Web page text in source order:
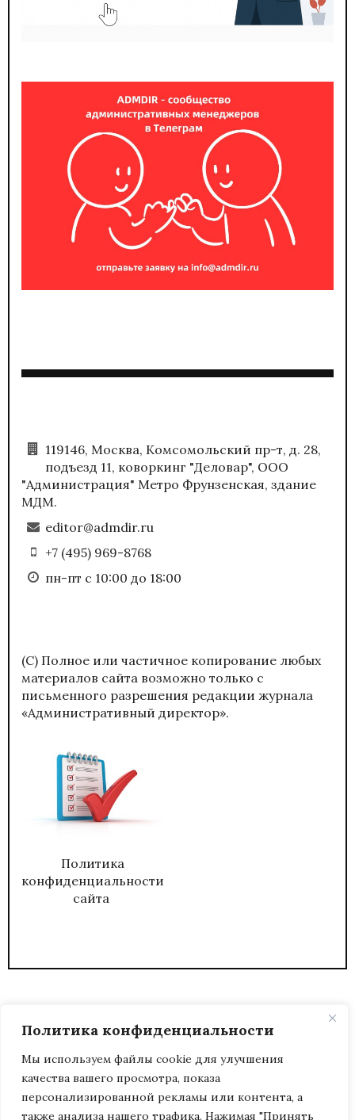
Политика конфиденциальности
Мы используем файлы cookie для улучшения
качества вашего просмотра, показа
персонализированной рекламы или контента, а
также анализа нашего трафика. Нажимая "Принять
119146, Москва, Комсомольский пр-т, д. 28,
подъезд 11, коворкинг "Деловар", ООО
"Администрация" Метро Фрунзенская, здание
МДМ.
editor@admdir.ru
+7 (495) 969-8768
пн-пт с 10:00 до 18:00
(С) Полное или частичное копирование любых
материалов сайта возможно только с
письменного разрешения редакции журнала
«Административный директор».
Политика
конфиденциальности
сайта
ДИРЕКТОР.